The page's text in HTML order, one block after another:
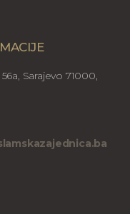
Sarajevo 71000,